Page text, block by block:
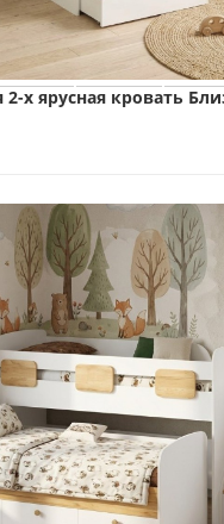
х ярусная кровать